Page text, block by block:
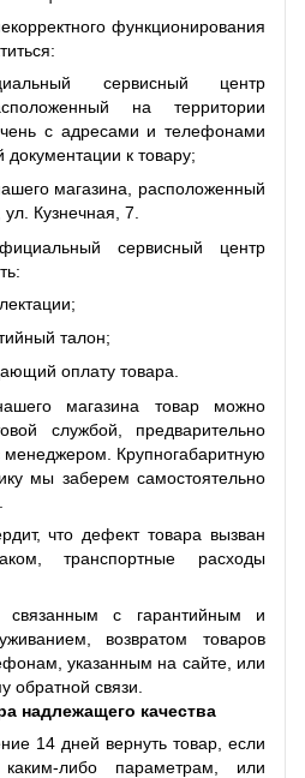
функционирования
сервисный центр
на территории
с адресами и телефонами
документации к товару;
магазина, расположенный
Кузнечная, 7.
сервисный центр
талон;
оплату товара.
магазина товар можно
службой, предварительно
менеджером. Крупногабаритную
мы заберем самостоятельно
что дефект товара вызван
транспортные расходы
с гарантийным и
возвратом товаров
указанным на сайте, или
обратной связи.
надлежащего качества
14 дней вернуть товар, если
либо параметрам, или